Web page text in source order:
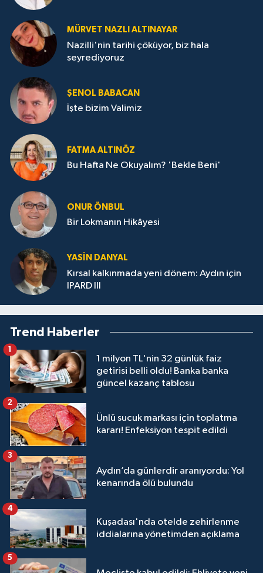
MÜRVET NAZLI ALTINAYAR
Nazilli'nin tarihi çöküyor, biz hala
seyrediyoruz
ŞENOL BABACAN
İşte bizim Valimiz
FATMA ALTINÖZ
Bu Hafta Ne Okuyalım? 'Bekle Beni'
ONUR ÖNBUL
Bir Lokmanın Hikâyesi
YASIN DANYAL
Kırsal kalkınmada yeni dönem: Aydın için
IPARD III
Trend Haberler
1 milyon TL'nin 32 günlük faiz
getirisi belli oldu! Banka banka
güncel kazanç tablosu
1
Ünlü sucuk markası için toplatma
kararı! Enfeksiyon tespit edildi
2
Aydın’da günlerdir aranıyordu: Yol
kenarında ölü bulundu
3
Kuşadası'nda otelde zehirlenme
iddialarına yönetimden açıklama
4
5